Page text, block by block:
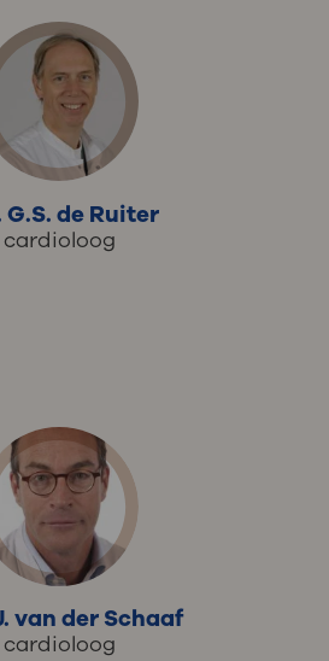
G.S. de Ruiter
cardioloog
van der Schaaf
cardioloog